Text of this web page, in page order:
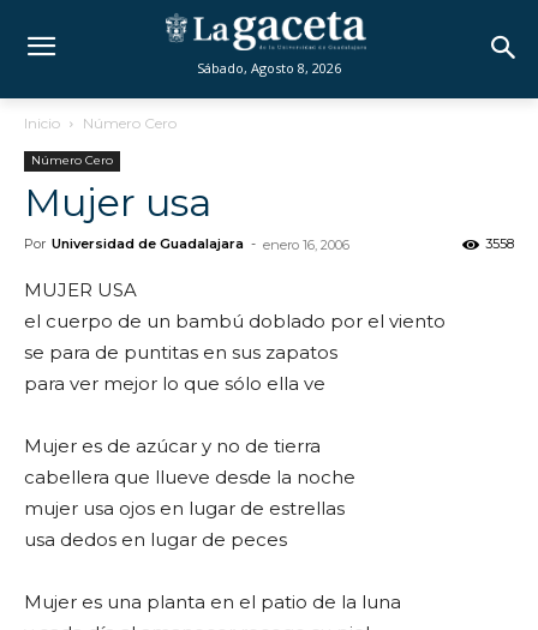
Sábado, Agosto 8, 2026
Inicio Número Cero
Número Cero
Mujer usa
Por Universidad de Guadalajara - enero 16, 2006 3558
MUJER USA
el cuerpo de un bambú doblado por el viento
se para de puntitas en sus zapatos
para ver mejor lo que sólo ella ve
Mujer es de azúcar y no de tierra
cabellera que llueve desde la noche
mujer usa ojos en lugar de estrellas
usa dedos en lugar de peces
Mujer es una planta en el patio de la luna